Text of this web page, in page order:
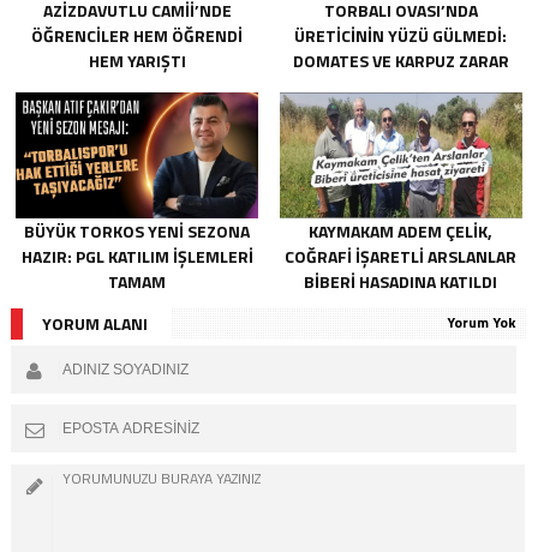
AZIZDAVUTLU CAMII’NDE
ÖĞRENCILER HEM ÖĞRENDI
HEM YARIŞTI
TORBALI OVASI’NDA
ÜRETICININ YÜZÜ GÜLMEDI:
DOMATES VE KARPUZ ZARAR
YAZDI
BÜYÜK TORKOS YENI SEZONA
HAZIR: PGL KATILIM IŞLEMLERI
TAMAM
KAYMAKAM ADEM ÇELIK,
COĞRAFI İŞARETLI ARSLANLAR
BIBERI HASADINA KATILDI
YORUM ALANI
Yorum Yok